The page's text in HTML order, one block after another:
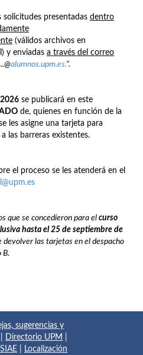
solicitudes presentadas dentro
(válidos archivos en
y enviadas a través del correo
alumnos.upm.es.".
se publicará en este
de, quienes en función de la
les asigne una tarjeta para
las barreras existentes.
el proceso se les atenderá en el
que se concedieron para el curso
hasta el 25 de septiembre de
devolver las tarjetas en el despacho
B.
sugerencias y
Directorio UPM
Localización